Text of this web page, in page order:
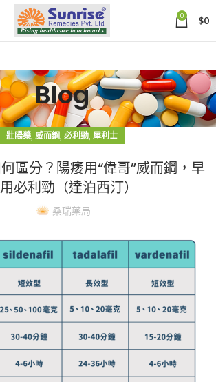
0 $0
Blog
壯陽藥, 威而鋼, 必利勁, 犀利士
區分？陽痿用“偉哥”威而鋼，早
必利勁（達泊西汀）
桑瑞藥局